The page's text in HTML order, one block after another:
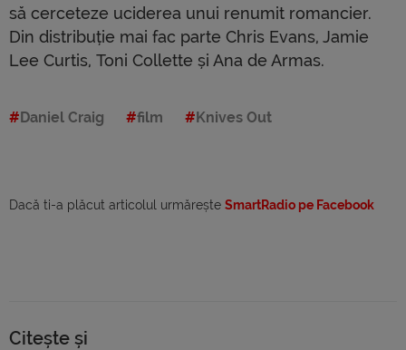
să cerceteze uciderea unui renumit romancier.
Din distribuție mai fac parte Chris Evans, Jamie
Lee Curtis, Toni Collette și Ana de Armas.
Daniel Craig film Knives Out
Dacă ti-a plăcut articolul urmărește SmartRadio pe Facebook
Citește și